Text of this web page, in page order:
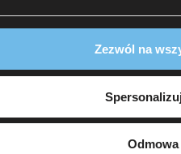
Zezwól na
Odmowa